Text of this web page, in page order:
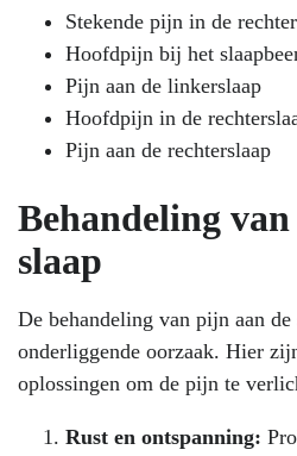
Stekende pijn in de
Hoofdpijn bij het
Pijn aan de linkerslaap
Hoofdpijn in de
Pijn aan de rechterslaap
Behandeling
slaap
De behandeling van pijn aan
onderliggende oorzaak. Hier
oplossingen om de pijn te
Rust en ontspanning: